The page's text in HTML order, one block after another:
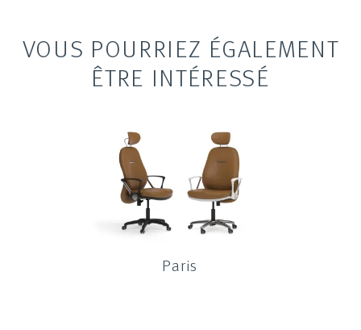
VOUS POURRIEZ ÉGALEMENT
ÊTRE INTÉRESSÉ
Paris